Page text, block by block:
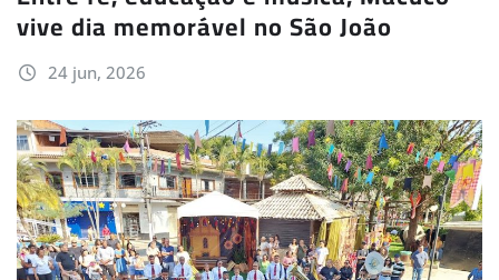
vive dia memorável no São João
24 jun, 2026